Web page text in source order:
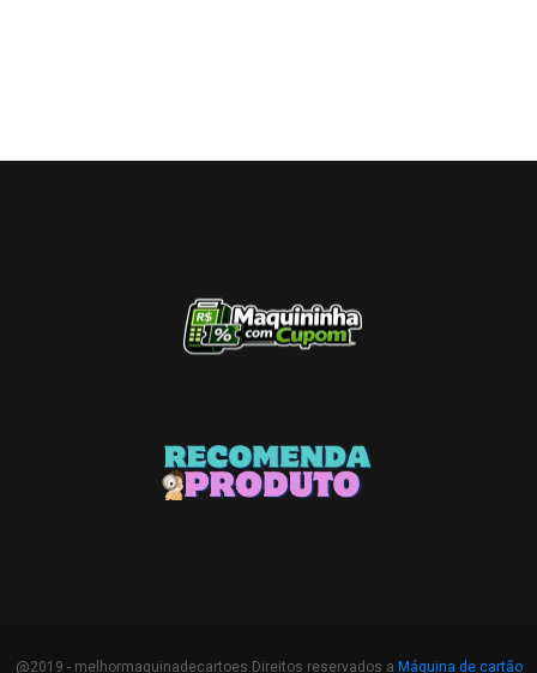
@2019 - melhormaquinadecartoes.Direitos reservados a Máquina de cartão